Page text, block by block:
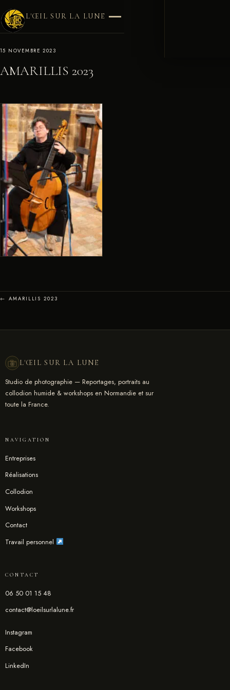
L'ŒIL SUR LA LUNE
15 NOVEMBRE 2023
AMARILLIS 2023
← AMARILLIS 2023
L'ŒIL SUR LA LUNE
Studio de photographie — Reportages, portraits au
collodion humide & workshops en Normandie et sur
toute la France.
NAVIGATION
Entreprises
Réalisations
Collodion
Workshops
Contact
Travail personnel
CONTACT
06 50 01 15 48
contact@loeilsurlalune.fr
Instagram
Facebook
LinkedIn